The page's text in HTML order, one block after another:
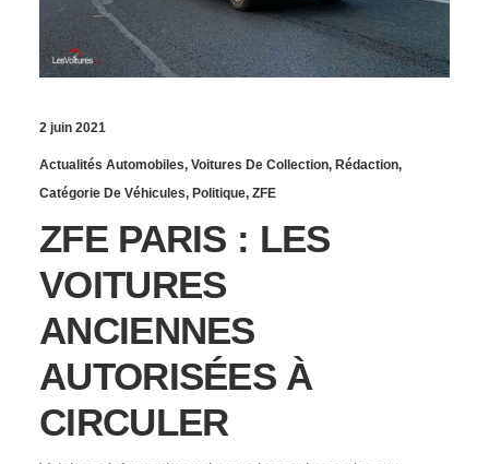
2 juin 2021
Actualités Automobiles, Voitures De Collection, Rédaction,
Catégorie De Véhicules, Politique, ZFE
ZFE PARIS : LES
VOITURES
ANCIENNES
AUTORISÉES À
CIRCULER